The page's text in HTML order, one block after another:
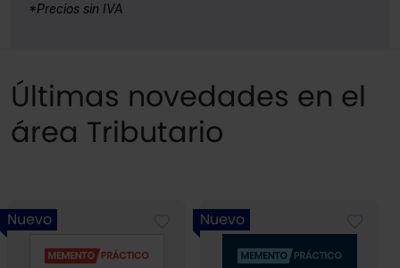
*Precios sin IVA
Últimas novedades en el
área Tributario
Nuevo Nuevo